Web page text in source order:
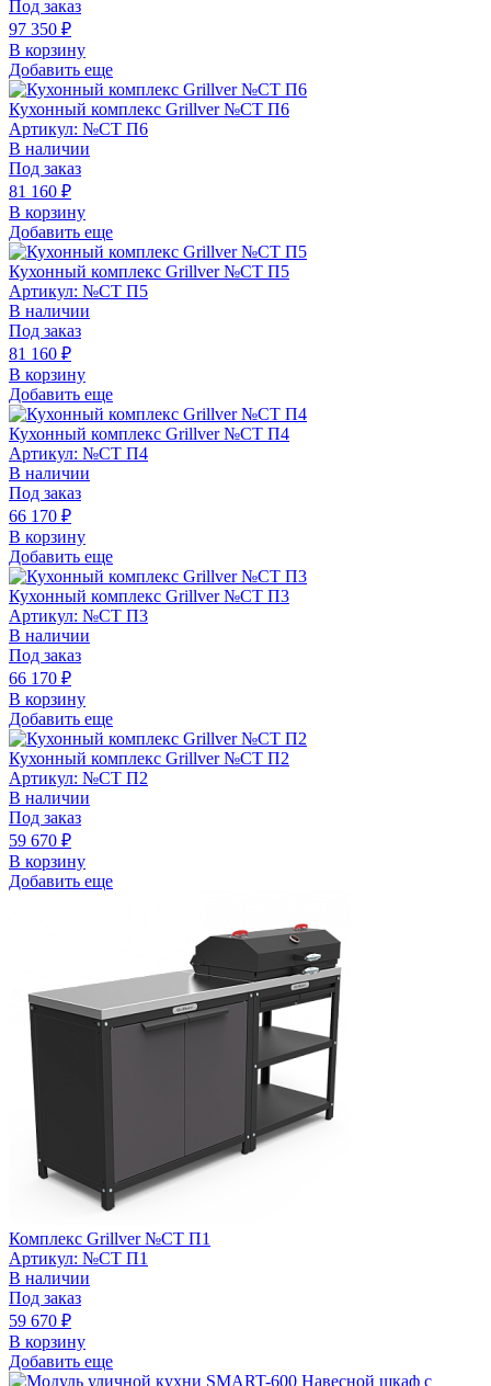
Под заказ
97 350 ₽
В корзину
Добавить еще
Кухонный комплекс Grillver №СТ П6
Артикул: №СТ П6
В наличии
Под заказ
81 160 ₽
В корзину
Добавить еще
Кухонный комплекс Grillver №СТ П5
Артикул: №СТ П5
В наличии
Под заказ
81 160 ₽
В корзину
Добавить еще
Кухонный комплекс Grillver №СТ П4
Артикул: №СТ П4
В наличии
Под заказ
66 170 ₽
В корзину
Добавить еще
Кухонный комплекс Grillver №СТ П3
Артикул: №СТ П3
В наличии
Под заказ
66 170 ₽
В корзину
Добавить еще
Кухонный комплекс Grillver №СТ П2
Артикул: №СТ П2
В наличии
Под заказ
59 670 ₽
В корзину
Добавить еще
Комплекс Grillver №СТ П1
Артикул: №СТ П1
В наличии
Под заказ
59 670 ₽
В корзину
Добавить еще